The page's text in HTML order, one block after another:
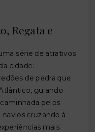
Regata e
série de atrativos
cidade:
de pedra que
guiando
pelos
cruzando à
mais